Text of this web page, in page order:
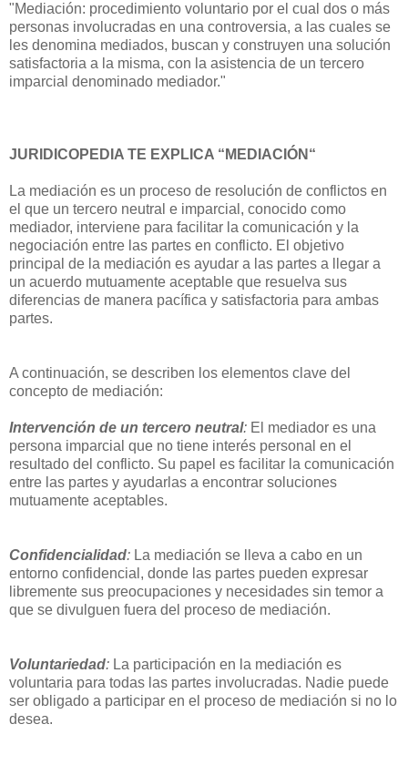
"Mediación: procedimiento voluntario por el cual dos o más
personas involucradas en una controversia, a las cuales se
les denomina mediados, buscan y construyen una solución
satisfactoria a la misma, con la asistencia de un tercero
imparcial denominado mediador."
JURIDICOPEDIA TE EXPLICA “MEDIACIÓN“
La mediación es un proceso de resolución de conflictos en
el que un tercero neutral e imparcial, conocido como
mediador, interviene para facilitar la comunicación y la
negociación entre las partes en conflicto. El objetivo
principal de la mediación es ayudar a las partes a llegar a
un acuerdo mutuamente aceptable que resuelva sus
diferencias de manera pacífica y satisfactoria para ambas
partes.
A continuación, se describen los elementos clave del
concepto de mediación:
Intervención de un tercero neutral: El mediador es una
persona imparcial que no tiene interés personal en el
resultado del conflicto. Su papel es facilitar la comunicación
entre las partes y ayudarlas a encontrar soluciones
mutuamente aceptables.
Confidencialidad: La mediación se lleva a cabo en un
entorno confidencial, donde las partes pueden expresar
libremente sus preocupaciones y necesidades sin temor a
que se divulguen fuera del proceso de mediación.
Voluntariedad: La participación en la mediación es
voluntaria para todas las partes involucradas. Nadie puede
ser obligado a participar en el proceso de mediación si no lo
desea.